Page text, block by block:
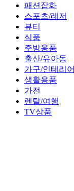
패션잡화
스포츠/레저
뷰티
식품
주방용품
출산/유아동
가구/인테리어
생활용품
가전
렌탈/여행
TV상품